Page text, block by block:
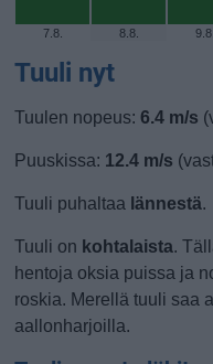
7.8. 8.8. 9.8.
Tuuli nyt
Tuulen nopeus:6.4 m/s
Puuskissa: 12.4 m/s
Tuuli puhaltaa lännestä.
Tuuli on kohtalaista.
hentoja oksia puissa ja
roskia. Merellä tuuli saa
aallonharjoilla.